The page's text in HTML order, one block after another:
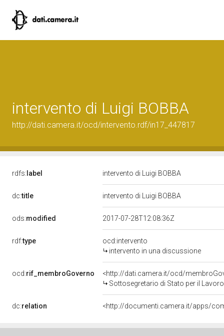
intervento di Luigi BOBBA
http://dati.camera.it/ocd/intervento.rdf/in17_447817
rdfs: label intervento di Luigi BOBBA
dc:title intervento di Luigi BOBBA
ods:modified 2017-07-28T12:08:36Z
rdf:type
ocd:intervento
intervento in una discussione
ocd:rif_membroGoverno
<http://dati.camera.it/ocd/
Sottosegretario di Stato per il
dc:relation